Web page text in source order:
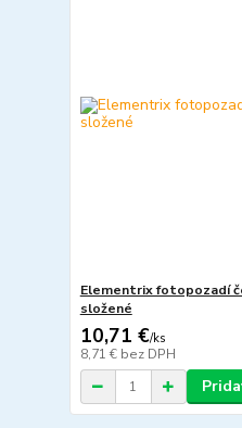
Elementrix fotopozadí
složené
10,71 €/ks
8,71 € bez DPH